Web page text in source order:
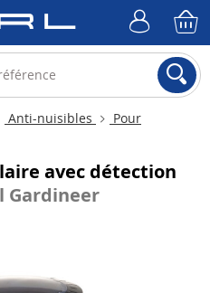
Anti-nuisibles
Pour
avec détection
Gardineer